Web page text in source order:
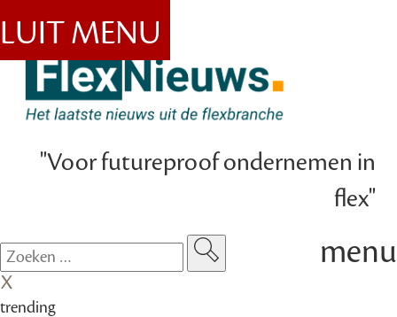
"Voor futureproof ondernemen in
flex"
MENU
menu
trending